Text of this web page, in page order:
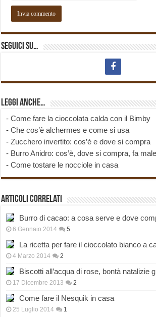
Seguici su…
Leggi anche…
-Come fare la cioccolata calda con il Bimby
-Che cos’è alchermes e come si usa
-Zucchero invertito: cos’è e dove si compra
- Burro Anidro: cos’è, dove si compra, fa
-Come tostare le nocciole in casa
Articoli correlati
Burro di cacao: a cosa serve e dove
6 Gennaio 2014 5
La ricetta per fare il cioccolato bianco a
4 Marzo 2014 2
Biscotti all’acqua di rose, bontà natalizie
17 Dicembre 2013 2
Come fare il Nesquik in casa
25 Luglio 2014 1